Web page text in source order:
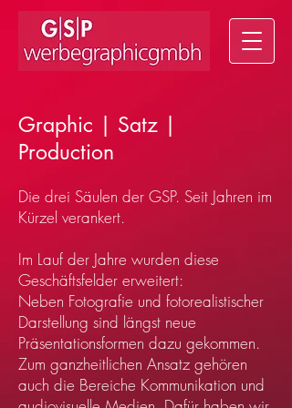
Graphic | Satz |
Production
Die drei Säulen der GSP. Seit Jahren im
Kürzel verankert.
Im Lauf der Jahre wurden diese
Geschäftsfelder erweitert:
Neben Fotografie und fotorealistischer
Darstellung sind längst neue
Präsentationsformen dazu gekommen.
Zum ganzheitlichen Ansatz gehören
auch die Bereiche Kommunikation und